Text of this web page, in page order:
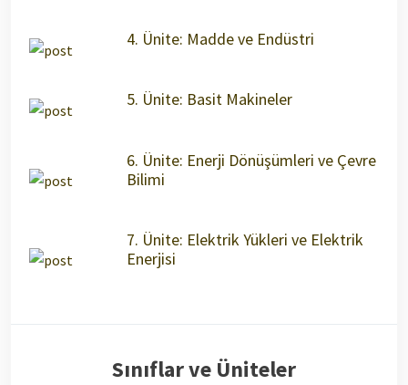
4. Ünite: Madde ve Endüstri
5. Ünite: Basit Makineler
6. Ünite: Enerji Dönüşümleri ve Çevre
Bilimi
7. Ünite: Elektrik Yükleri ve Elektrik
Enerjisi
Sınıflar ve Üniteler